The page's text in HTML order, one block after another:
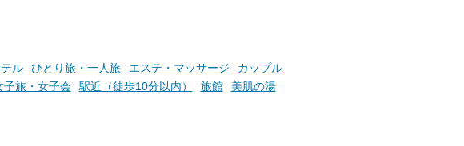
そんな心のつぶやきを、湯あが
ル ひとり旅・一人旅 エステ・マッサージ
カップル
子旅・女子会 駅近（徒歩10分以内） 旅館
美肌の湯